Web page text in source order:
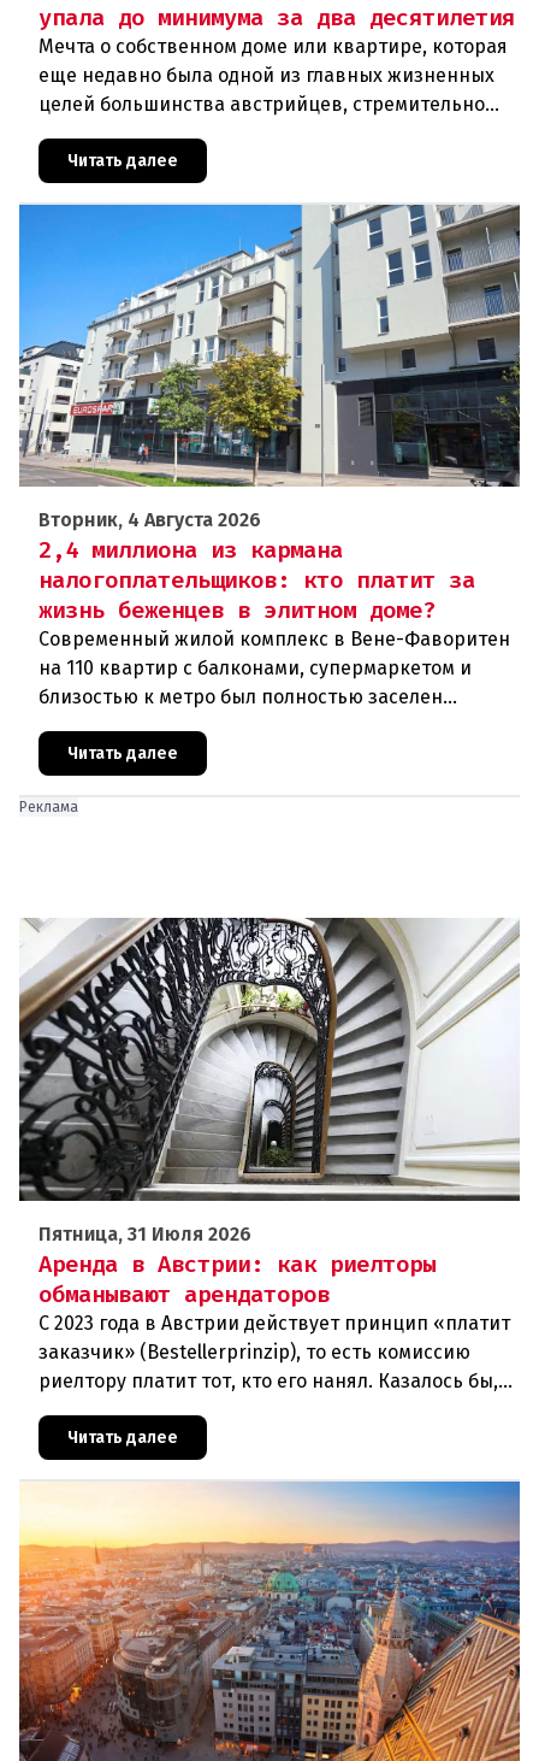
упала до минимума за два десятилетия
Мечта о собственном доме или квартире, которая
еще недавно была одной из главных жизненных
целей большинства австрийцев, стремительно
теряет свою достижимость. Согласно анализу
Wiener Städtische Versi
Читать далее
Вторник, 4 Августа 2026
2,4 миллиона из кармана
налогоплательщиков: кто платит за
жизнь беженцев в элитном доме?
Современный жилой комплекс в Вене-Фаворитен
на 110 квартир с балконами, супермаркетом и
близостью к метро был полностью заселен
беженцами. Проект стоимостью в 2,4 миллиона
евро из бюджета города вызва
Читать далее
Реклама
Пятница, 31 Июля 2026
Аренда в Австрии: как риелторы
обманывают арендаторов
С 2023 года в Австрии действует принцип «платит
заказчик» (Bestellerprinzip), то есть комиссию
риелтору платит тот, кто его нанял. Казалось бы,
арендаторы вздохнули свободно. Однако
мошенники нашли но
Читать далее